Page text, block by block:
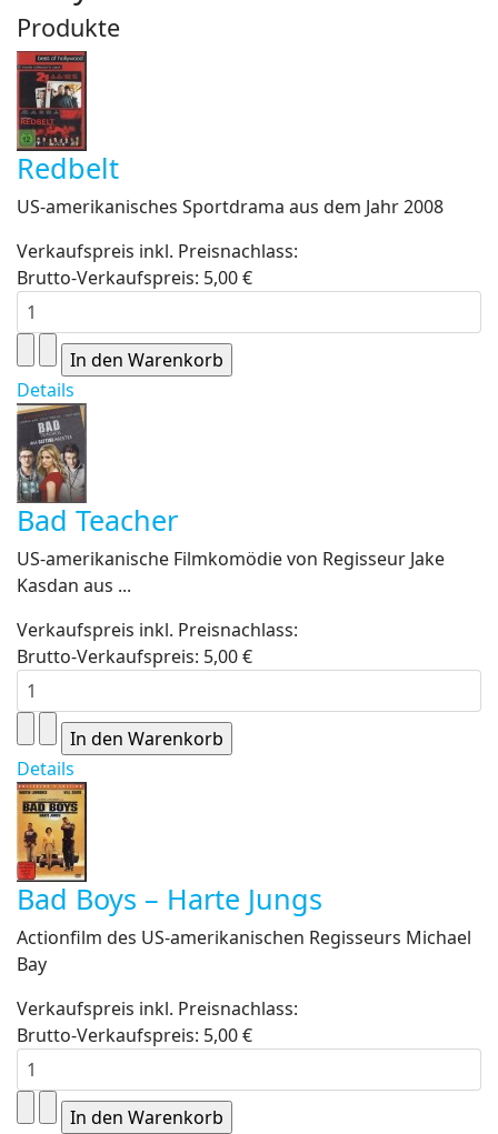
Produkte
Redbelt
US-amerikanisches Sportdrama aus dem Jahr 2008
Verkaufspreis inkl. Preisnachlass:
Brutto-Verkaufspreis: 5,00 €
Details
Bad Teacher
US-amerikanische Filmkomödie von Regisseur Jake
Kasdan aus ...
Verkaufspreis inkl. Preisnachlass:
Brutto-Verkaufspreis: 5,00 €
Details
Bad Boys – Harte Jungs
Actionfilm des US-amerikanischen Regisseurs Michael
Bay
Verkaufspreis inkl. Preisnachlass:
Brutto-Verkaufspreis: 5,00 €